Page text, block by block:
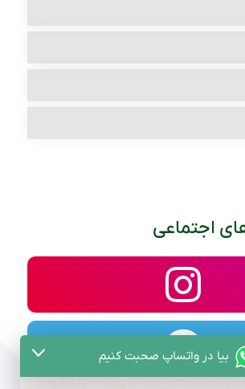
اجتماعی
بیا در واتساپ صحبت کنیم